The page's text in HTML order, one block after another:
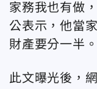
家務我也有做
公表示，他當
財產要分一半。
此文曝光後，